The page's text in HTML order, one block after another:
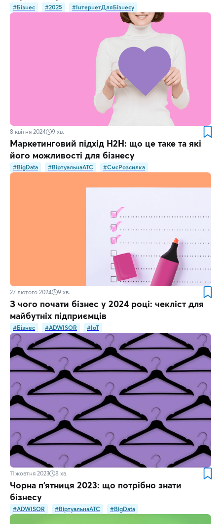
#Бізнес #2025 #ІнтернетДляБізнесу
8 квітня 2024 9 хв.
Маркетинговий підхід H2H: що це таке та які
його можливості для бізнесу
#BigData #ВіртуальнаATC #СмсРозсилка
27 лютого 2024 9 хв.
З чого почати бізнес у 2024 році: чекліст для
майбутніх підприємців
#Бізнес #ADWISOR #IoT
11 жовтня 2023 8 хв.
Чорна п’ятниця 2023: що потрібно знати
бізнесу
#ADWISOR #ВіртуальнаATC #BigData